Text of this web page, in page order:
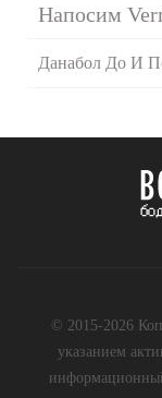
Напосим
Данабол До И
© 2015-2026
указанием